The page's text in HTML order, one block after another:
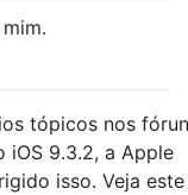
tópicos nos
iOS 9.3.2, a Apple
isso. Veja este